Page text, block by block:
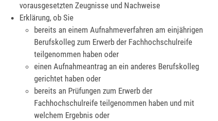
vorausgesetzten Zeugnisse und Nachweise
Erklärung, ob Sie
bereits an einem Aufnahmeverfahren am einjährigen
Berufskolleg zum Erwerb der Fachhochschulreife
teilgenommen haben oder
einen Aufnahmeantrag an ein anderes Berufskolleg
gerichtet haben oder
bereits an Prüfungen zum Erwerb der
Fachhochschulreife teilgenommen haben und mit
welchem Ergebnis oder